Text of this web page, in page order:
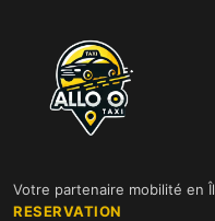
Votre partenaire mobilité en
RESERVATION